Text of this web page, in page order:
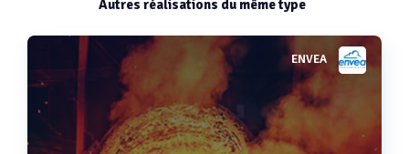
Autres réalisations du même type
ENVEA